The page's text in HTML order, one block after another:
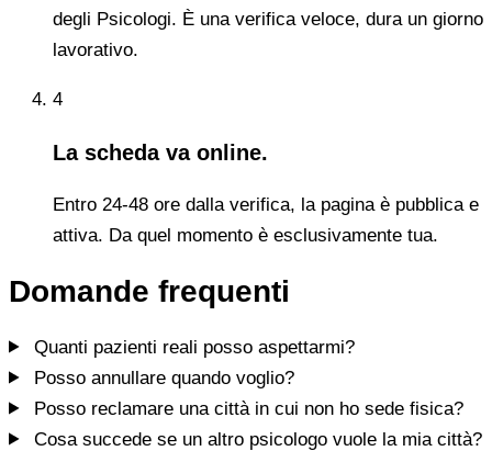
degli Psicologi. È una verifica veloce, dura un giorno
lavorativo.
4
La scheda va online.
Entro 24-48 ore dalla verifica, la pagina è pubblica e
attiva. Da quel momento è esclusivamente tua.
Domande frequenti
Quanti pazienti reali posso aspettarmi?
Posso annullare quando voglio?
Posso reclamare una città in cui non ho sede fisica?
Cosa succede se un altro psicologo vuole la mia città?